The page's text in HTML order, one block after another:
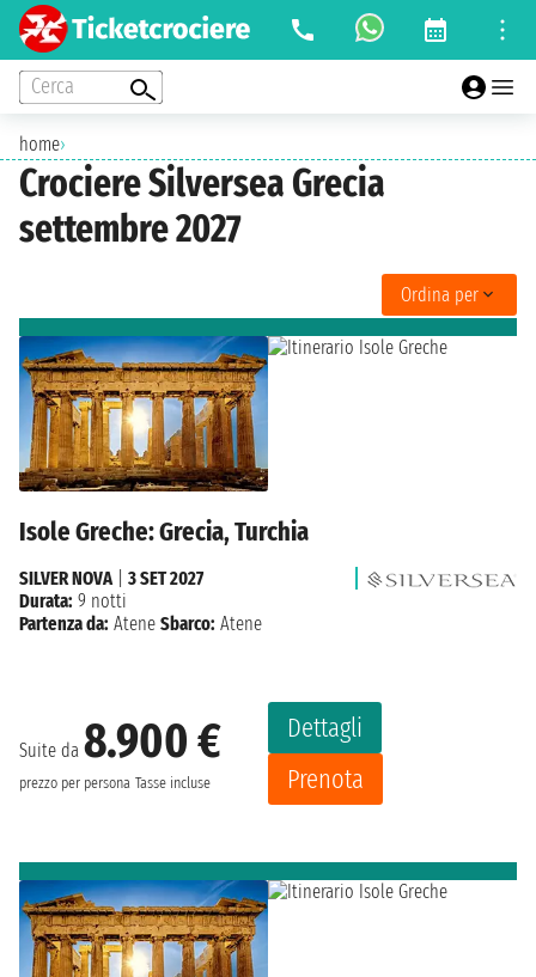
Cerca
home›
Crociere Silversea Grecia
settembre 2027
Ordina per
Isole Greche: Grecia, Turchia
Suite da 8.900 €
prezzo per persona Tasse incluse
Dettagli
Prenota
SILVER NOVA
3 SET 2027
Durata: 9 notti
Partenza da: Atene Sbarco: Atene